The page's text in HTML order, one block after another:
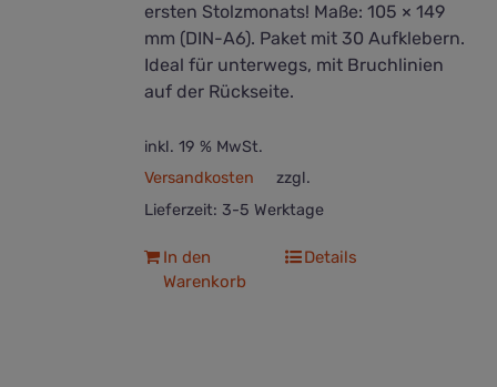
ersten Stolzmonats! Maße: 105 × 149
mm (DIN-A6). Paket mit 30 Aufklebern.
Ideal für unterwegs, mit Bruchlinien
auf der Rückseite.
inkl. 19 % MwSt.
zzgl.
Versandkosten
Lieferzeit: 3-5 Werktage
In den
Warenkorb
Details